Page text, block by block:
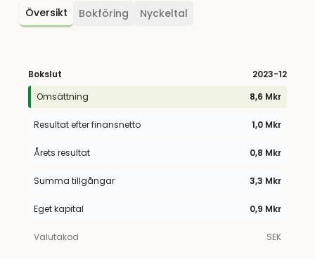
Översikt Bokföring Nyckeltal
Bokslut 2023-12
Omsättning
8,6 Mkr
Resultat efter finansnetto 1,0 Mkr
Årets resultat 0,8 Mkr
Summa tillgångar 3,3 Mkr
Eget kapital 0,9 Mkr
Valutakod SEK